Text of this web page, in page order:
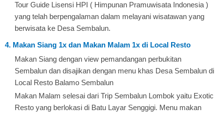
Tour Guide Lisensi HPI ( Himpunan Pramuwisata Indonesia )
yang telah berpengalaman dalam melayani wisatawan yang
berwisata ke Desa Sembalun.
4. Makan Siang 1x dan Makan Malam 1x di Local Resto
Makan Siang dengan view pemandangan perbukitan
Sembalun dan disajikan dengan menu khas Desa Sembalun di
Local Resto Balamo Sembalun
Makan Malam selesai dari Trip Sembalun Lombok yaitu Exotic
Resto yang berlokasi di Batu Layar Senggigi. Menu makan